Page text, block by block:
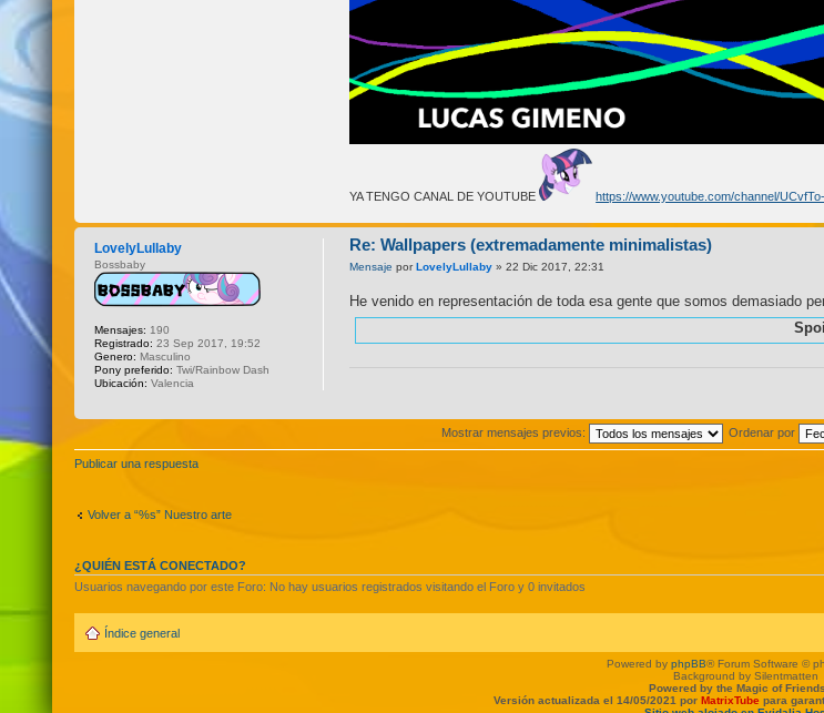
YA TENGO CANAL DE YOUTUBE https://www.youtube.com/channel/
Re: Wallpapers (extremadamente minimalistas)
Mensaje porLovelyLullaby » 22 Dic 2017, 22:31
He venido en representación de toda esa gente que somos demasiado
LovelyLullaby
Bossbaby
Mensajes: 190
Registrado: 23 Sep 2017, 19:52
Genero: Masculino
Pony preferido: Twi/Rainbow Dash
Ubicación: Valencia
Mostrar mensajes previos: Ordenar por
Publicar una respuesta
Volver a “%s” Nuestro arte
¿QUIÉN ESTÁ CONECTADO?
Usuarios navegando por este Foro: No hay usuarios registrados visitando el Foro y 0 invitados
Índice general
Powered by phpBB® Forum Software ©
Background by Silentmatten
Powered by the Magic of
Versión actualizada el 14/05/2021 por MatrixTube para